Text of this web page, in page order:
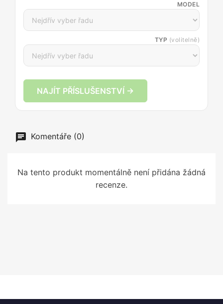
MODEL
TYP (volitelně)
NAJÍT PŘÍSLUŠENSTVÍ →
Komentáře (0)
Na tento produkt momentálně není přidána žádná
recenze.